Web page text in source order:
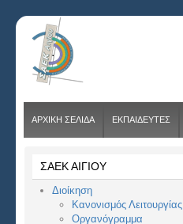
ΑΡΧΙΚΗ ΣΕΛΙΔΑ ΕΚΠΑΙΔΕΥΤΕΣ
ΣΑΕΚ ΑΙΓΙΟΥ
Διοίκηση
Κανονισμός Λειτουργίας
Οργανόγραμμα